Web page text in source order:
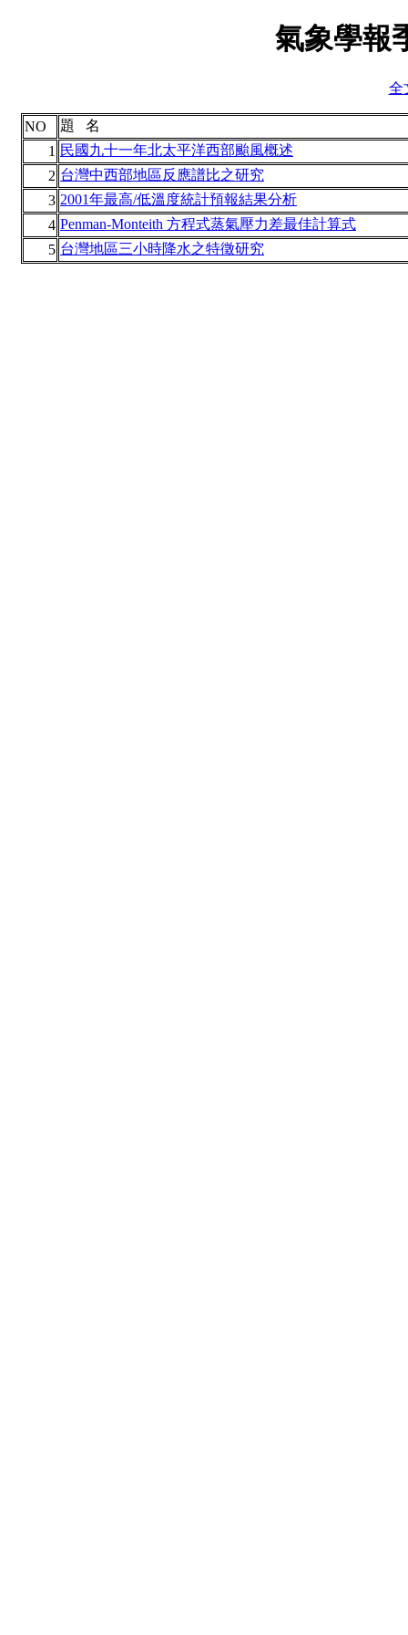
氣象學報
全
NO
題 名
1 民國九十一年北太平洋西部颱風概述
2 台灣中西部地區反應譜比之研究
3 2001年最高/低溫度統計預報結果分析
4 Penman-Monteith 方程式蒸氣壓力差最佳計算式
5 台灣地區三小時降水之特徵研究